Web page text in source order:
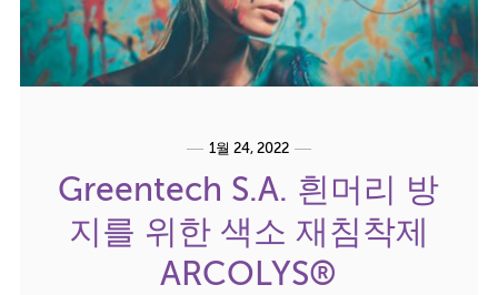
1월 24, 2022
Greentech S.A. 흰머리 방
지를 위한 색소 재침착제
ARCOLYS®